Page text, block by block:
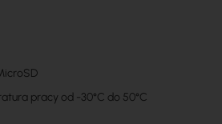
pracy od -30°C do 50°C